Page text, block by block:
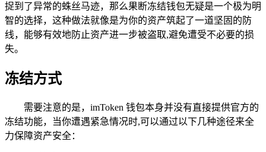
捉到了异常的蛛丝马迹，那么果断冻结钱包无疑是一个极为明
智的选择，这种做法就像是为你的资产筑起了一道坚固的防
线，能够有效地防止资产进一步被盗取,避免遭受不必要的损
失。
冻结方式
需要注意的是，imToken 钱包本身并没有直接提供官方的
冻结功能，当你遭遇紧急情况时,可以通过以下几种途径来全
力保障资产安全：